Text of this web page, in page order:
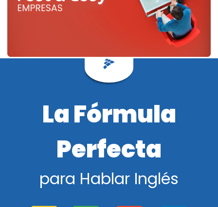
La Fórmula
Perfecta
para Hablar Inglés